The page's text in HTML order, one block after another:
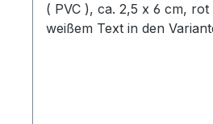
( PVC ), ca. 2,5 x 6 cm,
weißem Text in den